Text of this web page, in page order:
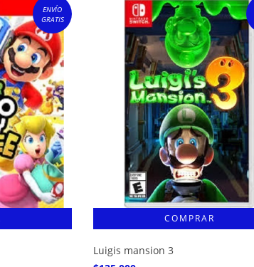
ENVÍO
GRATIS
Luigis mansion 3